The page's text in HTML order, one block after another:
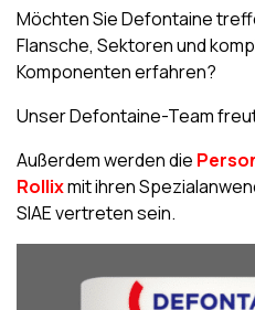
Möchten Sie Defontaine
Flansche, Sektoren und
Komponenten erfahren?
Unser Defontaine-Team
Außerdem werden die
Rollixmit ihren
SIAE vertreten sein.